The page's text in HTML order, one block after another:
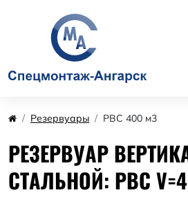
Резервуары РВС 400 м3
РЕЗЕРВУАР
СТАЛЬНОЙ: РВС